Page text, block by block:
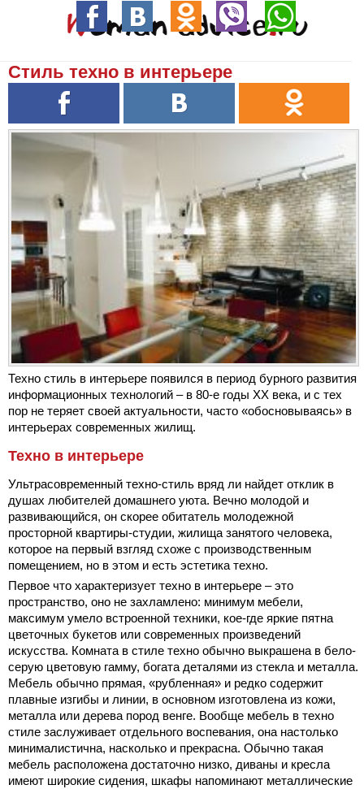
Стиль техно в интерьере
Техно стиль в интерьере появился в период бурного развития
информационных технологий – в 80-е годы XX века, и с тех
пор не теряет своей актуальности, часто «обосновываясь» в
интерьерах современных жилищ.
Техно в интерьере
Ультрасовременный техно-стиль вряд ли найдет отклик в
душах любителей домашнего уюта. Вечно молодой и
развивающийся, он скорее обитатель молодежной
просторной квартиры-студии, жилища занятого человека,
которое на первый взгляд схоже с производственным
помещением, но в этом и есть эстетика техно.
Первое что характеризует техно в интерьере – это
пространство, оно не захламлено: минимум мебели,
максимум умело встроенной техники, кое-где яркие пятна
цветочных букетов или современных произведений
искусства. Комната в стиле техно обычно выкрашена в бело-
серую цветовую гамму, богата деталями из стекла и металла.
Мебель обычно прямая, «рубленная» и редко содержит
плавные изгибы и линии, в основном изготовлена из кожи,
металла или дерева пород венге. Вообще мебель в техно
стиле заслуживает отдельного воспевания, она настолько
минималистична, насколько и прекрасна. Обычно такая
мебель расположена достаточно низко, диваны и кресла
имеют широкие сидения, шкафы напоминают металлические